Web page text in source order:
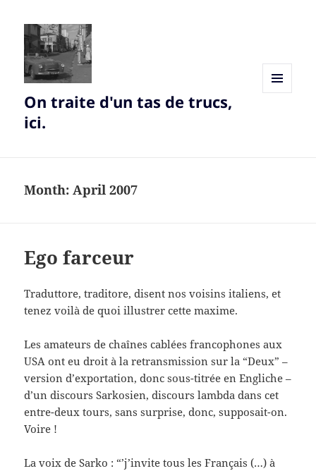
On traite d'un tas de trucs,
ici.
Month:April 2007
Ego farceur
Traduttore, traditore, disent nos voisins italiens, et
tenez voilà de quoi illustrer cette maxime.
Les amateurs de chaînes cablées francophones aux
USA ont eu droit à la retransmission sur la “Deux” –
version d’exportation, donc sous-titrée en Engliche –
d’un discours Sarkosien, discours lambda dans cet
entre-deux tours, sans surprise, donc, supposait-on.
Voire !
La voix de Sarko : “’j’invite tous les Français (…) à